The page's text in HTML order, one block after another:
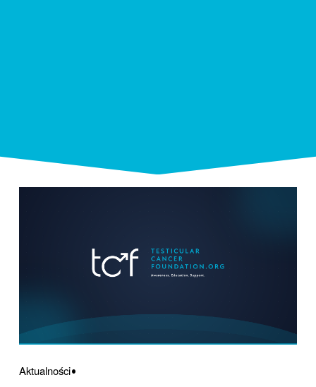
Aktualności